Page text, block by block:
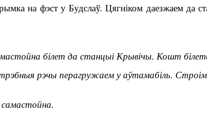
на фэст у Будслаў. Цягніком даезжаем да
білет да станцыі Крывічы. Кошт
рэчы перагружаем у аўтамабіль.